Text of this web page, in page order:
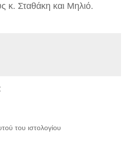
κ. Σταθάκη και Μηλιό.
του ιστολογίου